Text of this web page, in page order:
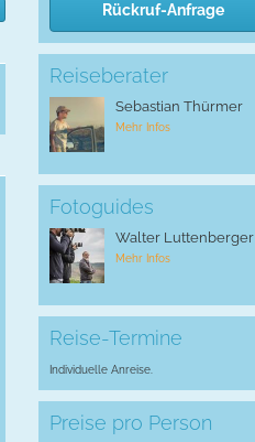
Rückruf-Anfrage
Reiseberater
Sebastian Thürmer
Mehr Infos
Fotoguides
Walter Luttenberger
Mehr Infos
Reise-Termine
Individuelle Anreise.
Preise pro Person